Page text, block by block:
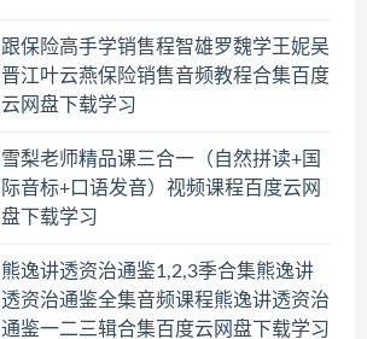
跟保险高手学销售程智雄罗魏学王妮吴
晋江叶云燕保险销售音频教程合集百度
云网盘下载学习
雪梨老师精品课三合一（自然拼读+国
际音标+口语发音）视频课程百度云网
盘下载学习
熊逸讲透资治通鉴1,2,3季合集熊逸讲
透资治通鉴全集音频课程熊逸讲透资治
通鉴一二三辑合集百度云网盘下载学习